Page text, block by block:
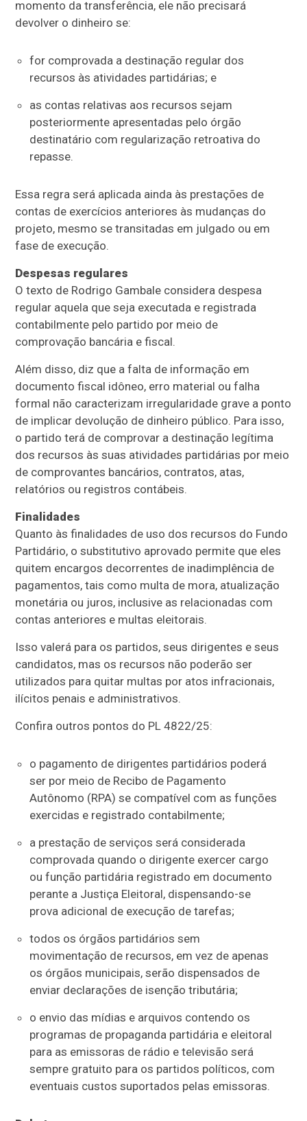
momento da transferência, ele não precisará
devolver o dinheiro se:
for comprovada a destinação regular dos
recursos às atividades partidárias; e
as contas relativas aos recursos sejam
posteriormente apresentadas pelo órgão
destinatário com regularização retroativa do
repasse.
Essa regra será aplicada ainda às prestações de
contas de exercícios anteriores às mudanças do
projeto, mesmo se transitadas em julgado ou em
fase de execução.
Despesas regulares
O texto de Rodrigo Gambale considera despesa
regular aquela que seja executada e registrada
contabilmente pelo partido por meio de
comprovação bancária e fiscal.
Além disso, diz que a falta de informação em
documento fiscal idôneo, erro material ou falha
formal não caracterizam irregularidade grave a ponto
de implicar devolução de dinheiro público. Para isso,
o partido terá de comprovar a destinação legítima
dos recursos às suas atividades partidárias por meio
de comprovantes bancários, contratos, atas,
relatórios ou registros contábeis.
Finalidades
Quanto às finalidades de uso dos recursos do Fundo
Partidário, o substitutivo aprovado permite que eles
quitem encargos decorrentes de inadimplência de
pagamentos, tais como multa de mora, atualização
monetária ou juros, inclusive as relacionadas com
contas anteriores e multas eleitorais.
Isso valerá para os partidos, seus dirigentes e seus
candidatos, mas os recursos não poderão ser
utilizados para quitar multas por atos infracionais,
ilícitos penais e administrativos.
Confira outros pontos do PL 4822/25:
o pagamento de dirigentes partidários poderá
ser por meio de Recibo de Pagamento
Autônomo (RPA) se compatível com as funções
exercidas e registrado contabilmente;
a prestação de serviços será considerada
comprovada quando o dirigente exercer cargo
ou função partidária registrado em documento
perante a Justiça Eleitoral, dispensando-se
prova adicional de execução de tarefas;
todos os órgãos partidários sem
movimentação de recursos, em vez de apenas
os órgãos municipais, serão dispensados de
enviar declarações de isenção tributária;
o envio das mídias e arquivos contendo os
programas de propaganda partidária e eleitoral
para as emissoras de rádio e televisão será
sempre gratuito para os partidos políticos, com
eventuais custos suportados pelas emissoras.